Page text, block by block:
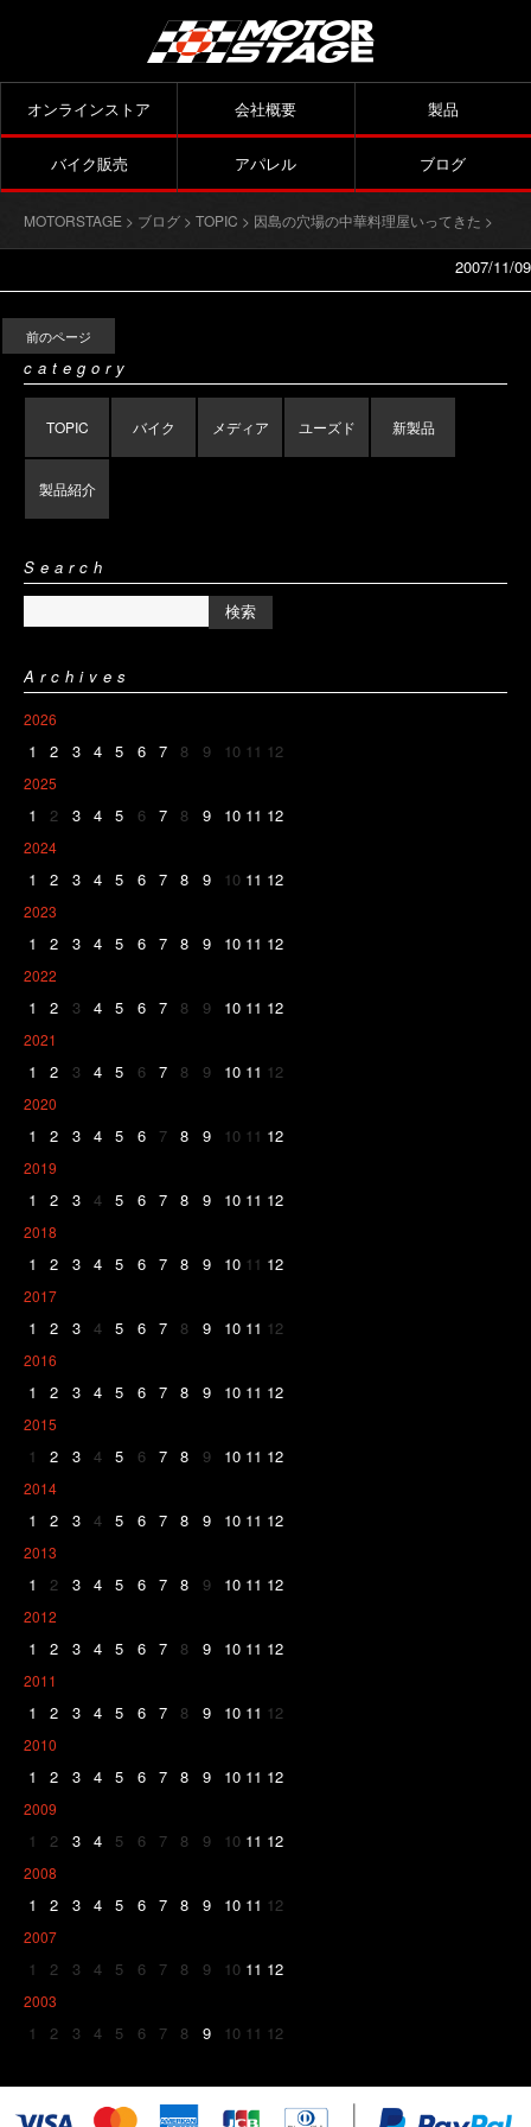
オンラインストア 会社概要 製品
バイク販売 アパレル ブログ
MOTORSTAGE > ブログ > TOPIC > 因島の穴場の中華料理屋いってきた >
2007/11/09
前のページ
category
TOPIC バイク メディア ユーズド 新製品
製品紹介
Search
Archives
2026
1 2 3 4 5 6 7 8 9 10 11 12
2025
1 2 3 4 5 6 7 8 9 10 11 12
2024
1 2 3 4 5 6 7 8 9 10 11 12
2023
1 2 3 4 5 6 7 8 9 10 11 12
2022
1 2 3 4 5 6 7 8 9 10 11 12
2021
1 2 3 4 5 6 7 8 9 10 11 12
2020
1 2 3 4 5 6 7 8 9 10 11 12
2019
1 2 3 4 5 6 7 8 9 10 11 12
2018
1 2 3 4 5 6 7 8 9 10 11 12
2017
1 2 3 4 5 6 7 8 9 10 11 12
2016
1 2 3 4 5 6 7 8 9 10 11 12
2015
1 2 3 4 5 6 7 8 9 10 11 12
2014
1 2 3 4 5 6 7 8 9 10 11 12
2013
1 2 3 4 5 6 7 8 9 10 11 12
2012
1 2 3 4 5 6 7 8 9 10 11 12
2011
1 2 3 4 5 6 7 8 9 10 11 12
2010
1 2 3 4 5 6 7 8 9 10 11 12
2009
1 2 3 4 5 6 7 8 9 10 11 12
2008
1 2 3 4 5 6 7 8 9 10 11 12
2007
1 2 3 4 5 6 7 8 9 10 11 12
2003
1 2 3 4 5 6 7 8 9 10 11 12